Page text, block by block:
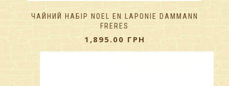
ЧАЙНИЙ НАБІР NOEL EN LAPONIE DAMMANN
FRERES
1,895.00 ГРН